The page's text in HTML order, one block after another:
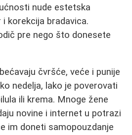
nude estetska
korekcija bradavica.
pre nego što donesete
čvršće, veće i punije
nedelja, lako je poverovati
ili krema. Mnoge žene
novine i internet u potrazi
im doneti samopouzdanje